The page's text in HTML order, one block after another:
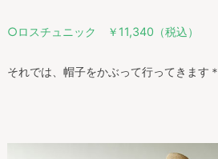
○ロスチュニック ￥11,340（税込）
それでは、帽子をかぶって行ってきます＊